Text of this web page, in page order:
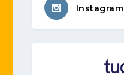
Instagram